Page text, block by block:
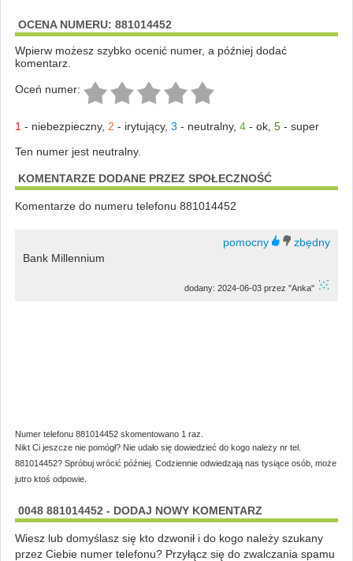
OCENA NUMERU: 881014452
Wpierw możesz szybko ocenić numer, a później dodać
komentarz.
Oceń numer:
1 - niebezpieczny, 2 - irytujący, 3 - neutralny, 4- ok, 5- super
Ten numer jest neutralny.
KOMENTARZE DODANE PRZEZ SPOŁECZNOŚĆ
Komentarze do numeru telefonu 881014452
Bank Millennium
dodany: 2024-06-03 przez "Anka"
Numer telefonu 881014452 skomentowano 1 raz.
Nikt Ci jeszcze nie pomógł? Nie udało się dowiedzieć do kogo należy nr tel.
881014452? Spróbuj wrócić później. Codziennie odwiedzają nas tysiące osób, może
jutro ktoś odpowie.
0048 881014452 - DODAJ NOWY KOMENTARZ
Wiesz lub domyślasz się kto dzwonił i do kogo należy szukany
przez Ciebie numer telefonu? Przyłącz się do zwalczania spamu